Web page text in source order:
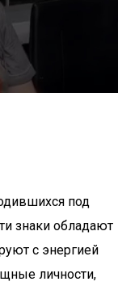
под
знаки обладают
с энергией
личности,